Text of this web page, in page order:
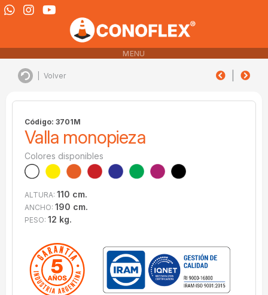
MENU
Volver
Código: 3701M
Valla monopieza
Colores disponibles
ALTURA: 110 cm.
ANCHO: 190 cm.
PESO: 12 kg.